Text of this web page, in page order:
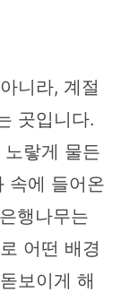
니라, 계절
곳입니다.
랗게 물든
속에 들어온
행나무는
어떤 배경
보이게 해